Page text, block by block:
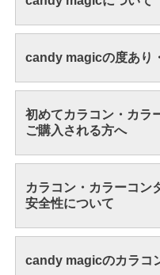
candy magicの度あり
初めてカラコン・カラ
ご購入される方へ
カラコン・カラーコン
安全性について
candy magicのカラコ